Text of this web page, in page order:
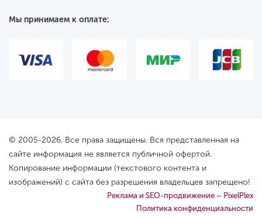
Мы принимаем к оплате:
© 2005-2026. Все права защищены. Вся представленная на
сайте информация не является публичной офертой.
Копирование информации (текстового контента и
изображений) с сайта без разрешения владельцев запрещено!
Реклама и SEO-продвижение – PixelPlex
Политика конфиденциальности